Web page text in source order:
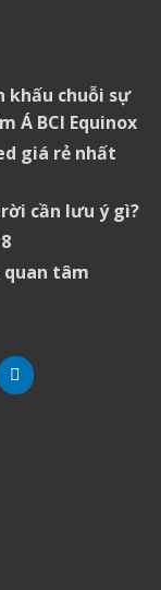
khấu chuỗi sự
Á BCI Equinox
giá rẻ nhất
cần lưu ý gì?
quan tâm